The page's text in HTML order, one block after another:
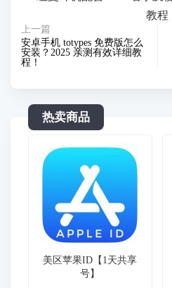
上一篇
安卓手机 totypes 免费版怎么
安装？2025 亲测有效详细教
程！
热卖商品
美区苹果ID【1天共享
号】